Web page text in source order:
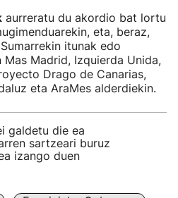
aurreratu du akordio bat lortu
eta, beraz,
itunak edo
Madrid, Izquierda Unida,
Drago de Canarias,
eta AraMes alderdiekin.
galdetu die ea
sartzeari buruz
izango duen